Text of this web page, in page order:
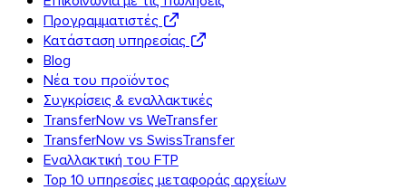
Firefox
Προγραμματιστές
Κατάσταση υπηρεσίας
Blog
Νέα του προϊόντος
Συγκρίσεις & εναλλακτικές
TransferNow vs WeTransfer
TransferNow vs SwissTransfer
Εναλλακτική του FTP
Top 10 υπηρεσίες μεταφοράς αρχείων